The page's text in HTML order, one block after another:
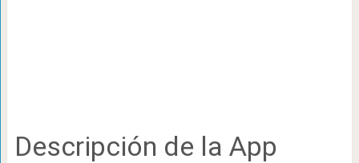
Descripción de la App